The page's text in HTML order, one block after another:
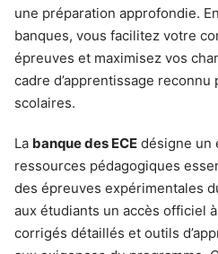
une préparation approfondie.
banques, vous facilitez votre
épreuves et maximisez vos
cadre d’apprentissage
scolaires.
La banque des ECE désigne un
ressources pédagogiques
des épreuves expérimentales
aux étudiants un accès officiel
corrigés détaillés et outils